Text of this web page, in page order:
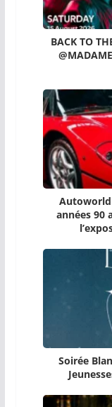
BACK TO
Autoworld
années 90
Soirée